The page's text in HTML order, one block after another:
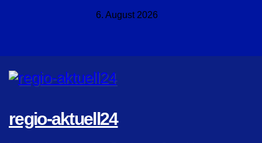
6. August 2026
regio-aktuell24